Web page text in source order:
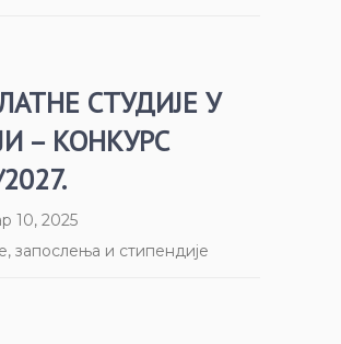
СТУДИЈЕ У
– КОНКУРС
10, 2025
запослења и стипендије